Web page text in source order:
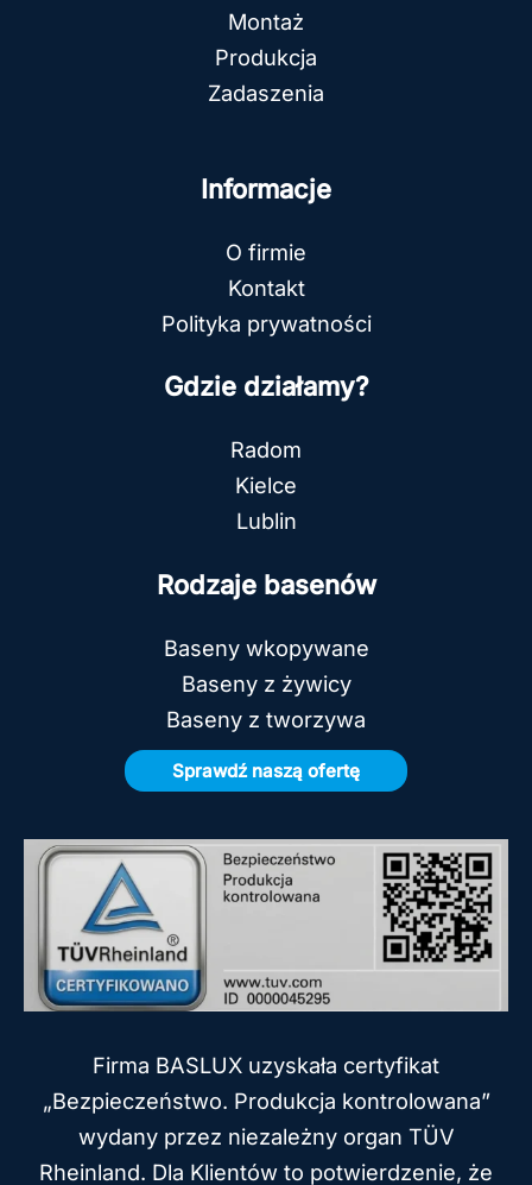
Montaż
Produkcja
Zadaszenia
Informacje
O firmie
Kontakt
Polityka prywatności
Gdzie działamy?
Radom
Kielce
Lublin
Rodzaje basenów
Baseny wkopywane
Baseny z żywicy
Baseny z tworzywa
Firma BASLUX uzyskała certyfikat
„Bezpieczeństwo. Produkcja kontrolowana”
wydany przez niezależny organ TÜV
Rheinland. Dla Klientów to potwierdzenie, że
Sprawdź naszą ofertę